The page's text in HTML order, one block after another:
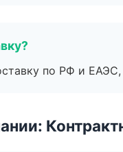
по РФ и